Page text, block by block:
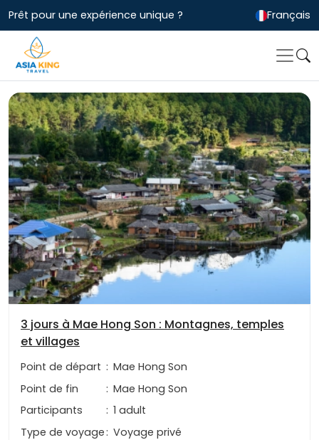
Prêt pour une expérience unique ? Français
3 jours à Mae Hong Son : Montagnes, temples
et villages
Point de départ : Mae Hong Son
Point de fin
: Mae Hong Son
Participants
: 1 adult
Type de voyage: Voyage privé